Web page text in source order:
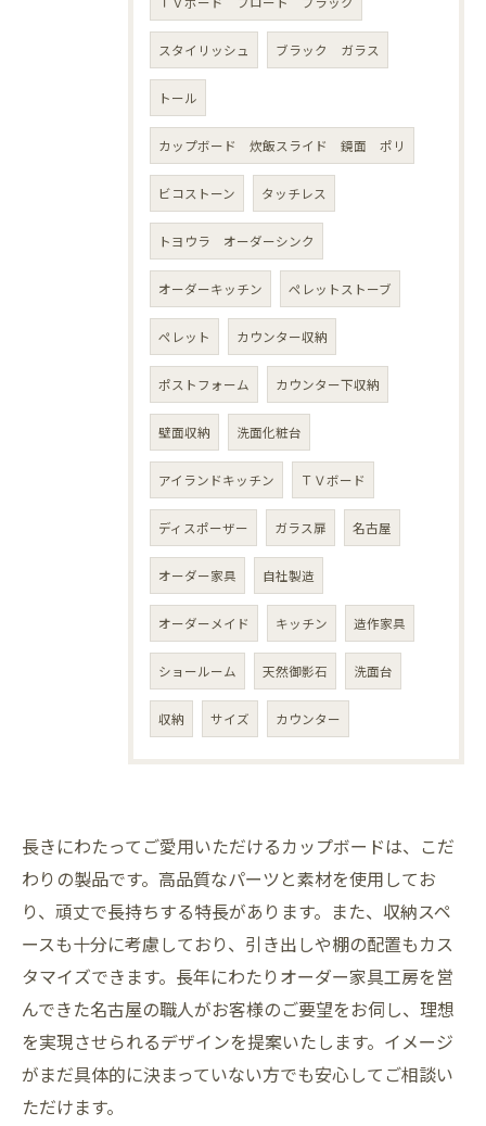
スタイリッシュ ブラック ガラス
トール
カップボード 炊飯スライド 鏡面 ポリ
ビコストーン タッチレス
トヨウラ オーダーシンク
オーダーキッチン ペレットストーブ
ペレット カウンター収納
ポストフォーム カウンター下収納
壁面収納 洗面化粧台
アイランドキッチン ＴＶボード
ディスポーザー ガラス扉 名古屋
オーダー家具 自社製造
オーダーメイド キッチン 造作家具
ショールーム 天然御影石 洗面台
収納 サイズ カウンター
長きにわたってご愛用いただけるカップボードは、こだ
わりの製品です。高品質なパーツと素材を使用してお
り、頑丈で長持ちする特長があります。また、収納スペ
ースも十分に考慮しており、引き出しや棚の配置もカス
タマイズできます。長年にわたりオーダー家具工房を営
んできた名古屋の職人がお客様のご要望をお伺し、理想
を実現させられるデザインを提案いたします。イメージ
がまだ具体的に決まっていない方でも安心してご相談い
ただけます。